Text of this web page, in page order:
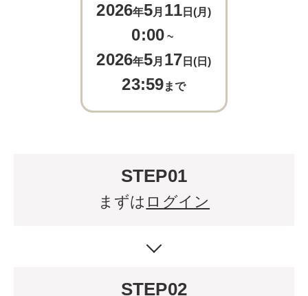
2026年5月 11日(月)
0:00 ~
2026年5月 17 日(日)
23:59まで
STEP01
まずは ログイン
STEP02